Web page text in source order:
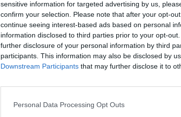
sensitive information for targeted advertising by us,
confirm your selection. Please note that after your opt-
continue seeing interest-based ads based on personal
information disclosed to third parties prior to your opt-
further disclosure of your personal information by third
participants. This information may also be disclosed by
Downstream Participants that may further disclose it to
Personal Data Processing Opt Outs